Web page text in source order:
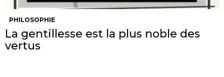
PHILOSOPHIE
La gentillesse est la plus noble des
vertus